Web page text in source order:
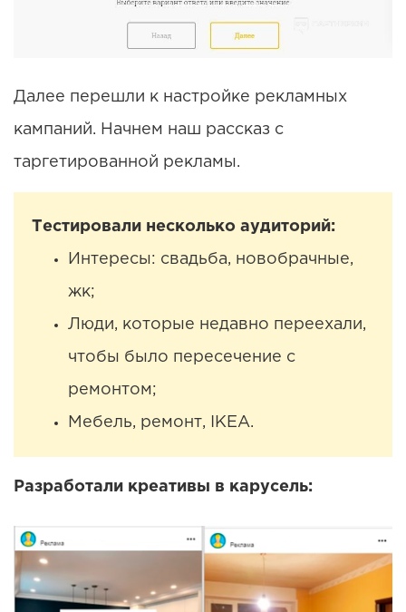
Далее перешли к настройке рекламных
кампаний. Начнем наш рассказ с
таргетированной рекламы.
Тестировали несколько аудиторий:
Интересы: свадьба, новобрачные,
жк;
Люди, которые недавно переехали,
чтобы было пересечение с
ремонтом;
Мебель, ремонт, IKEA.
Разработали креативы в карусель: